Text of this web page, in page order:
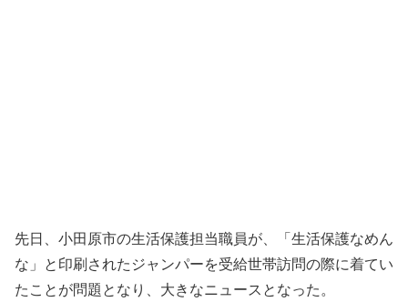
先日、小田原市の生活保護担当職員が、「生活保護なめん
な」と印刷されたジャンパーを受給世帯訪問の際に着てい
たことが問題となり、大きなニュースとなった。